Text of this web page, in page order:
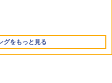
LK-10
グをもっと見る